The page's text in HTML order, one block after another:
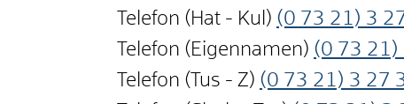
Telefon (Hat - Kul) (0 73 21) 3
Telefon (Eigennamen) (0 73 21)
Telefon (Tus - Z) (0 73 21) 3 27